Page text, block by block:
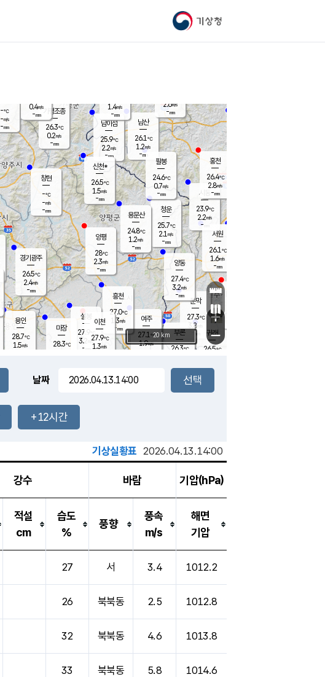
기상청
문막
27.3℃
3.8
mm
남이섬
25.9℃
2.2m/s
-mm
부론
26.3℃
남산
26.1℃
1.2m/s
-mm
-mm
청운
25.7℃
2.1 m/s
-mm
팔봉
24.6℃
0.7m/s
-mm
용인
28.7℃
1.5m/s
여주
27.1℃
1.9m/s
양동
27.4℃
3.2m/s
-mm
경기광주
26.5℃
2.4m/s
-mm
장호원
1.4m/s
-mm
가평조종
26.3℃
0.2m/s
-mm
-℃
-m/s
-mm
신천*
26.5℃
1.5m/s
-mm
창현
-℃
-m/s
-mm
0.4m/s
-mm
흥천
27.0℃
1.3m/s
-mm
마장
28.3℃
설봉
27.9
3.2 m/s
- mm
시동
23.9℃
2.2m/s
- mm
귀래
26.5℃
서원
26.1℃
1.6m/s
-mm
용문산
24.8℃
1.2m/s
-mm
홍천
26.4℃
2.8m/s
-mm
이천
27.9℃
1.3m/s
양평
28℃
2.3m/s
-mm
2.6m/s
-mm
+
−
20 km
날짜
+12시간
기상실황표 2026.04.13.14:00
강수 바람 기압(hPa)
적설
cm
습도
%
풍향
풍속
m/s
해면
기압
27 서 3.4 1012.2
26 북북동 2.5 1012.8
32 북북동 4.6 1013.8
33 북북동 5.8 1014.6